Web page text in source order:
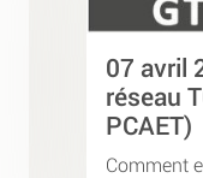
07 avril
réseau
PCAET)
Comment